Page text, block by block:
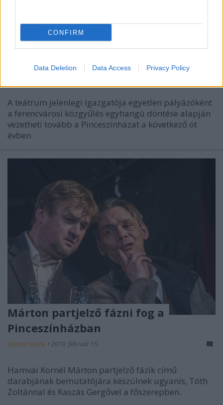
CONFIRM
Data Deletion Data Access Privacy Policy
Soós Péter vezetheti tovább a
Ferencvárosi Pinceszínházat
A teátrum jelenlegi igazgatója egyetlen pályázóként
a ferencvárosi közgyűlés egyhangú döntése alapján
vezetheti tovább a Pinceszínházat a következő öt
évben.
Márton partjelző fázni fog a
Pinceszínházban
szinhaz szerk. • 2018. február 15.
Hamvai Kornél Márton partjelző fázik című
darabjának bemutatójára készülnek ugyanis, Tóth
Zoltánnal és Kaszás Gergővel a főszerepben.